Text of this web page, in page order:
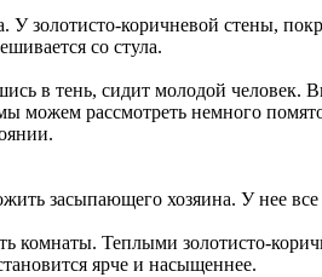
У золотисто-коричневой стены,
со стула.
в тень, сидит молодой человек.
можем рассмотреть немного
засыпающего хозяина. У нее
комнаты. Теплыми золотисто-
ярче и насыщеннее.